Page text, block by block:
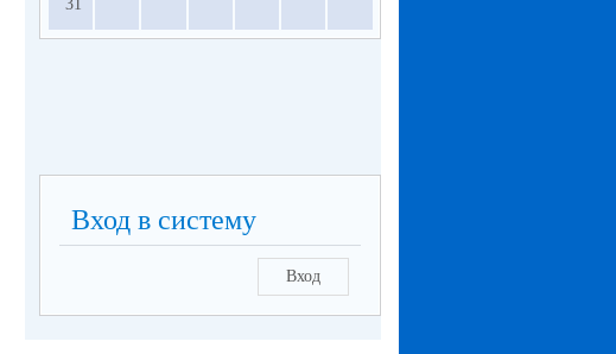
31
Вход в систему
Вход